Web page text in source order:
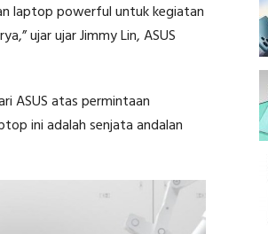
laptop powerful untuk kegiatan
ujar ujar Jimmy Lin, ASUS
ASUS atas permintaan
ini adalah senjata andalan